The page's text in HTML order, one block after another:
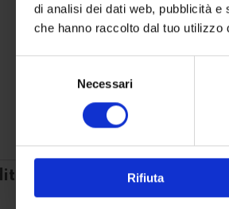
di analisi dei dati web, pubblicità
che hanno raccolto dal tuo utilizzo
Necessari
Rifiuta
information